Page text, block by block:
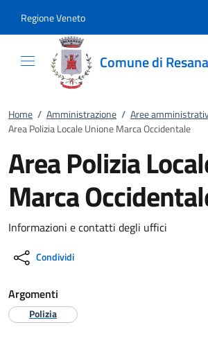
Regione Veneto
Comune di Resana
Home / Amministrazione / Aree
Area Polizia Locale Unione Marca Occidentale
Area Polizia
Marca
Informazioni e contatti degli uffici
Condividi
Argomenti
Polizia